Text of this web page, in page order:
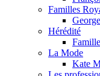
Familles
Hérédité
La Mode
Kate